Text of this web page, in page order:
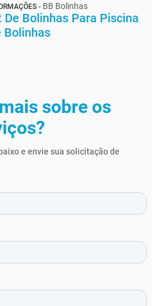
- BB Bolinhas
De Bolinhas Para Piscina
Bolinhas
sobre os
e envie sua solicitação de